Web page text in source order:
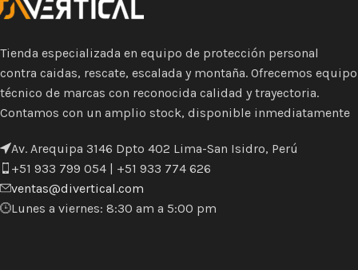
Tienda especializada en equipo de protección personal
contra caidas, rescate, escalada y montaña. Ofrecemos equipo
técnico de marcas con reconocida calidad y trayectoria.
Contamos con un amplio stock, disponible inmediatamente
Av. Arequipa 3146 Dpto 402 Lima-San Isidro, Perú
+51 933 799 054 | +51 933 774 626
ventas@divertical.com
Lunes a viernes: 8:30 am a 5:00 pm